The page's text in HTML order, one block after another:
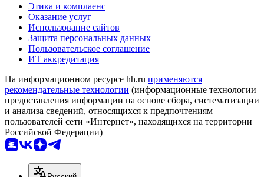
Этика и комплаенс
Оказание услуг
Использование сайтов
Защита персональных данных
Пользовательское соглашение
ИТ аккредитация
На информационном ресурсе hh.ru применяются
рекомендательные технологии (информационные технологии
предоставления информации на основе сбора, систематизации
и анализа сведений, относящихся к предпочтениям
пользователей сети «Интернет», находящихся на территории
Российской Федерации)